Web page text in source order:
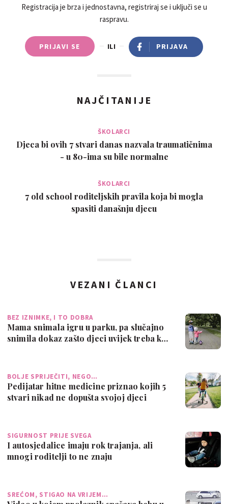
Registracija je brza i jednostavna, registriraj se i uključi se u
raspravu.
PRIJAVI SE ILI PRIJAVA
NAJČITANIJE
ŠKOLARCI
Djeca bi ovih 7 stvari danas nazvala traumatičnima
- u 80-ima su bile normalne
ŠKOLARCI
7 old school roditeljskih pravila koja bi mogla
spasiti današnju djecu
VEZANI ČLANCI
BEZ IZNIMKE, I TO DOBRA
Mama snimala igru u parku, pa slučajno
snimila dokaz zašto djeci uvijek treba k…
BOLJE SPRIJEČITI, NEGO…
Pedijatar hitne medicine priznao kojih 5
stvari nikad ne dopušta svojoj djeci
SIGURNOST PRIJE SVEGA
I autosjedalice imaju rok trajanja, ali
mnogi roditelji to ne znaju
SREĆOM, STIGAO NA VRIJEM…